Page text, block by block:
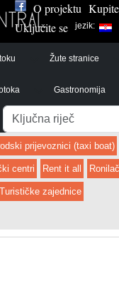
O projektu
Uključite se
jezik:
Žute stranice
Gastronomija
Pretraga
prijevoznici (taxi boat)
centri Rent it all
Turističke zajednice